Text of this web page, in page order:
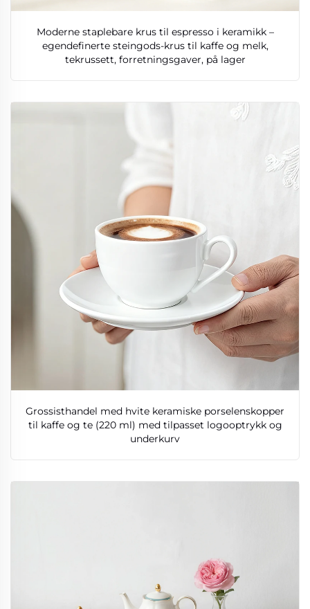
Moderne staplebare krus til espresso i keramikk –
egendefinerte steingods-krus til kaffe og melk,
tekrussett, forretningsgaver, på lager
Grossisthandel med hvite keramiske porselenskopper
til kaffe og te (220 ml) med tilpasset logooptrykk og
underkurv